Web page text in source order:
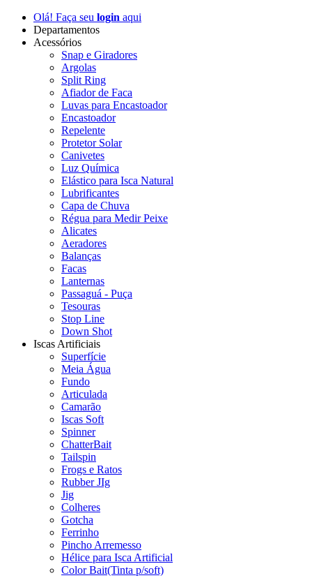
Olá! Faça seu login aqui
Departamentos
Acessórios
Snap e Giradores
Argolas
Split Ring
Afiador de Faca
Luvas para Encastoador
Encastoador
Repelente
Protetor Solar
Canivetes
Luz Química
Elástico para Isca Natural
Lubrificantes
Capa de Chuva
Régua para Medir Peixe
Alicates
Aeradores
Balanças
Facas
Lanternas
Passaguá - Puça
Tesouras
Stop Line
Down Shot
Iscas Artificiais
Superfície
Meia Água
Fundo
Articulada
Camarão
Iscas Soft
Spinner
ChatterBait
Tailspin
Frogs e Ratos
Rubber JIg
Jig
Colheres
Gotcha
Ferrinho
Pincho Arremesso
Hélice para Isca Artificial
Color Bait(Tinta p/soft)